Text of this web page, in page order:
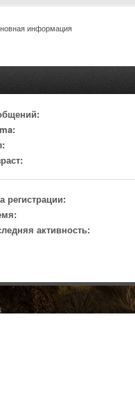
информация
регистрации:
активность: